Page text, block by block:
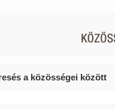
a közösségei között